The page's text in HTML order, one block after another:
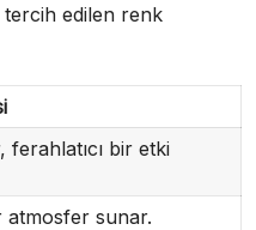
tercih edilen renk
ferahlatıcı bir etki
atmosfer sunar.